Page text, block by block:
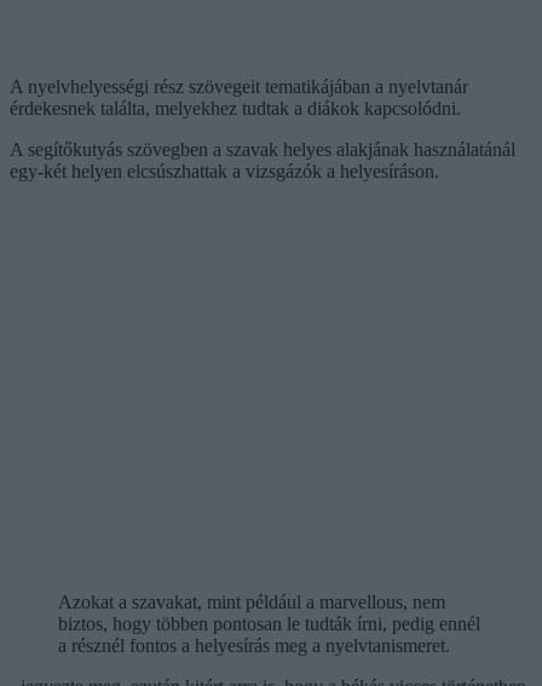
A nyelvhelyességi rész szövegeit tematikájában a nyelvtanár
érdekesnek találta, melyekhez tudtak a diákok kapcsolódni.
A segítőkutyás szövegben a szavak helyes alakjának használatánál
egy-két helyen elcsúszhattak a vizsgázók a helyesíráson.
Azokat a szavakat, mint például a marvellous, nem
biztos, hogy többen pontosan le tudták írni, pedig ennél
a résznél fontos a helyesírás meg a nyelvtanismeret.